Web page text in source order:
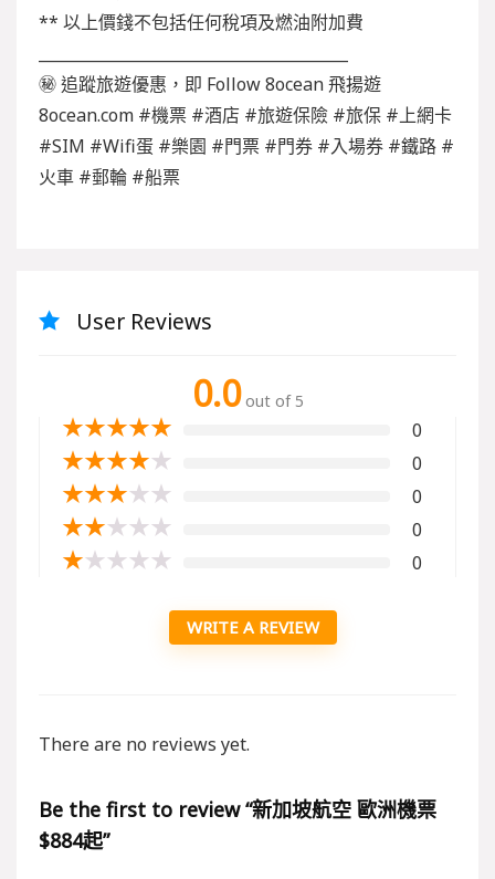
** 以上價錢不包括任何稅項及燃油附加費
㊙ 追蹤旅遊優惠，即 Follow 8ocean 飛揚遊
8ocean.com #機票 #酒店 #旅遊保險 #旅保 #上網卡
#SIM #Wifi蛋 #樂園 #門票 #門券 #入場券 #鐵路 #
火車 #郵輪 #船票
User Reviews
0.0 out of 5
★★★★★ 0
★★★★★ 0
★★★★★ 0
★★★★★ 0
★★★★★ 0
WRITE A REVIEW
There are no reviews yet.
Be the first to review “新加坡航空 歐洲機票
$884起”